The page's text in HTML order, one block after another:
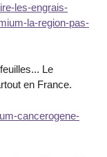
les-engrais-
la-region-pas-
Le
en France.
cancerogene-